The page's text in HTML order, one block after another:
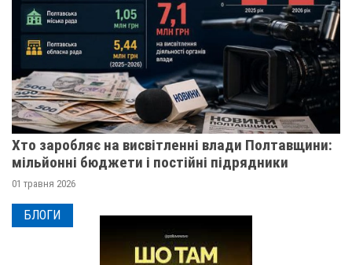
Хто заробляє на висвітленні влади Полтавщини:
мільйонні бюджети і постійні підрядники
01 травня 2026
БЛОГИ